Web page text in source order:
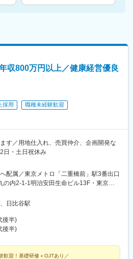
収800万円以上／健康経営優良
採用
職種未経験歓迎
す／用地仕入れ、売買仲介、企画開発な
日・土日祝休み
属／東京メトロ「二重橋前」駅3番出口
の内2-1-1明治安田生命ビル13F・東京メ
出口直結・JR「東京」駅丸の内南口徒歩5
フォーラム口～徒歩5分
日比谷駅
後半)
後半)
歓迎！基礎研修＋OJTあり／